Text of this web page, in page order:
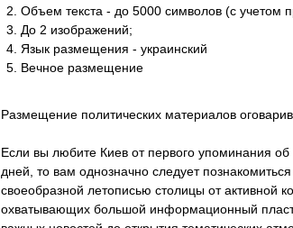
Объем текста - до 5000 символов (с учетом
До 2 изображений;
Язык размещения - украинский
Вечное размещение
Размещение политических материалов
Если вы любите Киев от первого упоминания
дней, то вам однозначно следует
своеобразной летописью столицы от активной
охватывающих большой информационный